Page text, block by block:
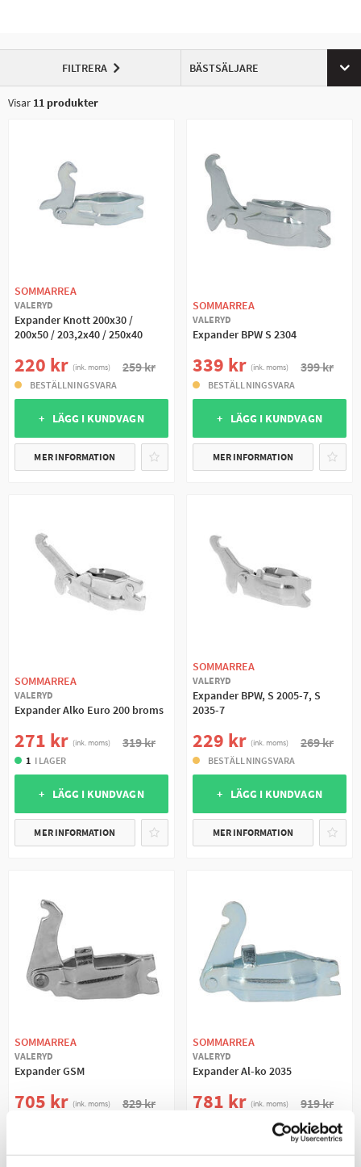
FILTRERA BÄSTSÄLJARE
Visar 11 produkter
SOMMARREA
VALERYD
Expander Knott 200x30 /
200x50 / 203,2x40 / 250x40
220 kr (ink. moms) 259 kr
BESTÄLLNINGSVARA
+ LÄGG I KUNDVAGN
MER INFORMATION
SOMMARREA
VALERYD
Expander BPW S 2304
339 kr (ink. moms) 399 kr
BESTÄLLNINGSVARA
+ LÄGG I KUNDVAGN
MER INFORMATION
SOMMARREA
VALERYD
Expander Alko Euro 200 broms
271 kr (ink. moms) 319 kr
1 I LAGER
+ LÄGG I KUNDVAGN
MER INFORMATION
SOMMARREA
VALERYD
Expander BPW, S 2005-7, S
2035-7
229 kr (ink. moms) 269 kr
BESTÄLLNINGSVARA
+ LÄGG I KUNDVAGN
MER INFORMATION
SOMMARREA
VALERYD
Expander GSM
705 kr (ink. moms) 829 kr
+ LÄGG I KUNDVAGN
SOMMARREA
VALERYD
Expander Al-ko 2035
781 kr (ink. moms) 919 kr
BESTÄLLNINGSVARA
+ LÄGG I KUNDVAGN